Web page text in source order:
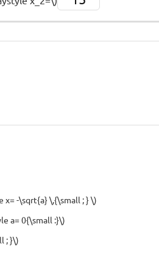
-\sqrt{a} \,{\small ; } \)
a= 0{\small :}\)
; }\)